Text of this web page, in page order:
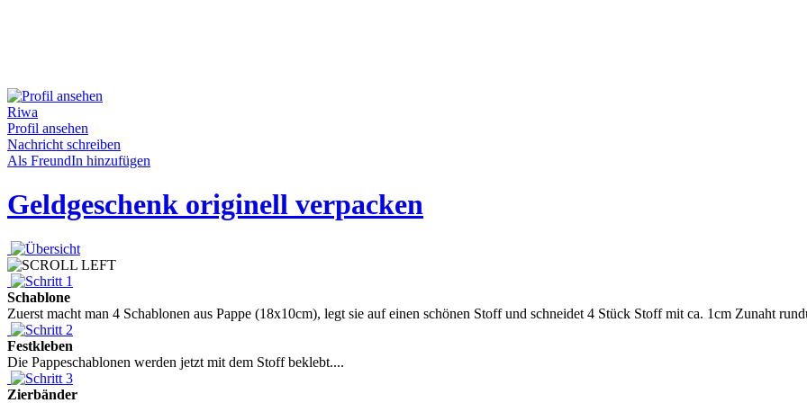
Riwa
Profil ansehen
Nachricht schreiben
Als FreundIn hinzufügen
Geldgeschenk originell verpacken
Schablone
Zuerst macht man 4 Schablonen aus Pappe (18x10cm), legt sie auf einen schönen Stoff und schneidet 4 Stück Stoff mit ca. 1cm Zunaht
Festkleben
Die Pappeschablonen werden jetzt mit dem Stoff beklebt....
Zierbänder